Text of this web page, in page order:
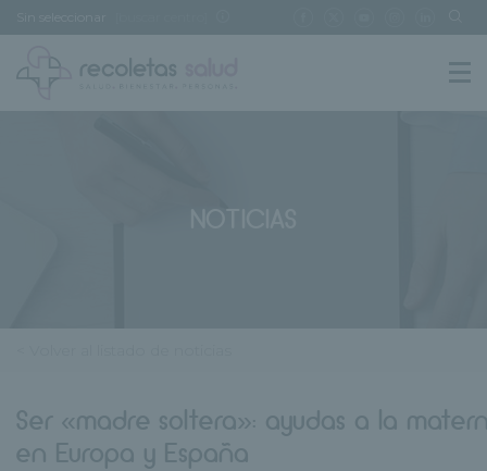
NOTICIAS
Ser «madre soltera»: ayudas a la
en Europa y España